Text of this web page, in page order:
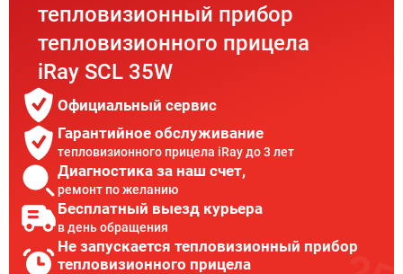
тепловизионный прибор
тепловизионного прицела
iRay SCL 35W
Официальный сервис
Гарантийное обслуживание
тепловизионного прицела iRay до 3 лет
Диагностика за наш счет,
ремонт по желанию
Бесплатный выезд курьера
в день обращения
Не запускается тепловизионный прибор
тепловизионного прицела